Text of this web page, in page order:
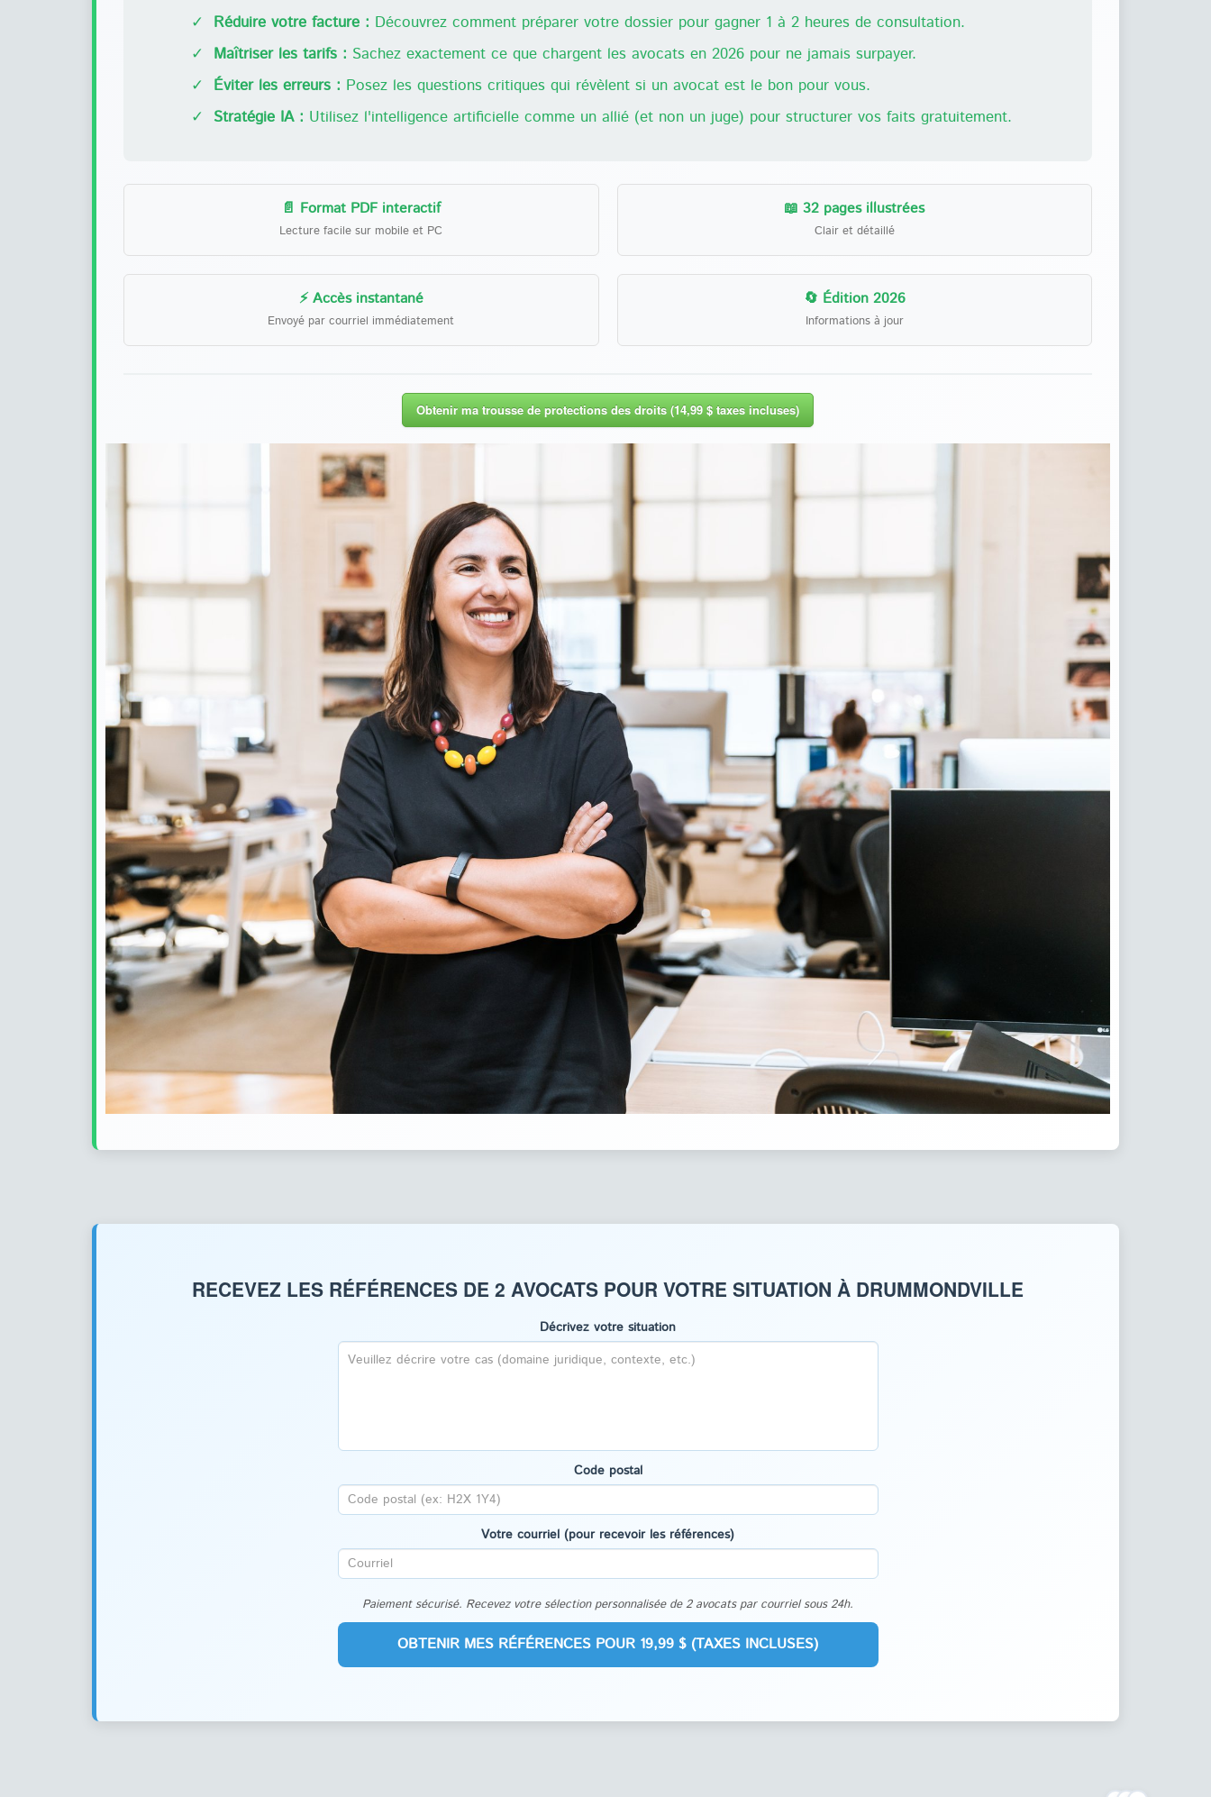
✓ Réduire votre facture : Découvrez comment préparer votre dossier pour gagner 1 à 2 heures de consultation.
✓ Maîtriser les tarifs : Sachez exactement ce que chargent les avocats en 2026 pour ne jamais surpayer.
✓ Éviter les erreurs : Posez les questions critiques qui révèlent si un avocat est le bon pour vous.
✓ Stratégie IA : Utilisez l'intelligence artificielle comme un allié (et non un juge) pour structurer vos faits gratuitement.
📄 Format PDF interactif
Lecture facile sur mobile et PC
📖 32 pages illustrées
Clair et détaillé
⚡ Accès instantané
Envoyé par courriel immédiatement
🔄 Édition 2026
Informations à jour
Obtenir ma trousse de protections des droits (14,99 $ taxes incluses)
RECEVEZ LES RÉFÉRENCES DE 2 AVOCATS POUR VOTRE SITUATION À DRUMMONDVILLE
Décrivez votre situation
Code postal
Votre courriel (pour recevoir les références)
Paiement sécurisé. Recevez votre sélection personnalisée de 2 avocats par courriel sous 24h.